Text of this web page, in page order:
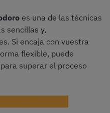
es una de las técnicas
sencillas y,
Si encaja con vuestra
flexible, puede
superar el proceso